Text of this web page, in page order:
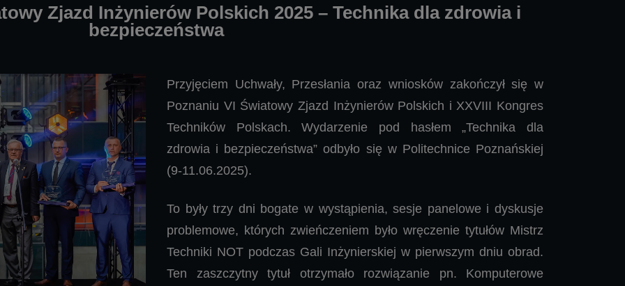
Pięć razy wchodził do tego samego morza. Za piątym Bałtyk pozwolił mu
Zjazd Inżynierów Polskich 2025 – Technika dla zdrowia i
bezpieczeństwa
Przyjęciem Uchwały, Przesłania oraz wniosków zakończył się w
Poznaniu VI Światowy Zjazd Inżynierów Polskich i XXVIII Kongres
Techników Polskach. Wydarzenie pod hasłem „Technika dla
zdrowia i bezpieczeństwa” odbyło się w Politechnice Poznańskiej
(9-11.06.2025).
To były trzy dni bogate w wystąpienia, sesje panelowe i dyskusje
problemowe, których zwieńczeniem było wręczenie tytułów Mistrz
Techniki NOT podczas Gali Inżynierskiej w pierwszym dniu obrad.
Ten zaszczytny tytuł otrzymało rozwiązanie pn. Komputerowe